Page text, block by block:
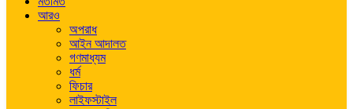
আরও
অপরাধ
আইন আদালত
গণমাধ্যম
ধর্ম
ফিচার
লাইফস্টাইল